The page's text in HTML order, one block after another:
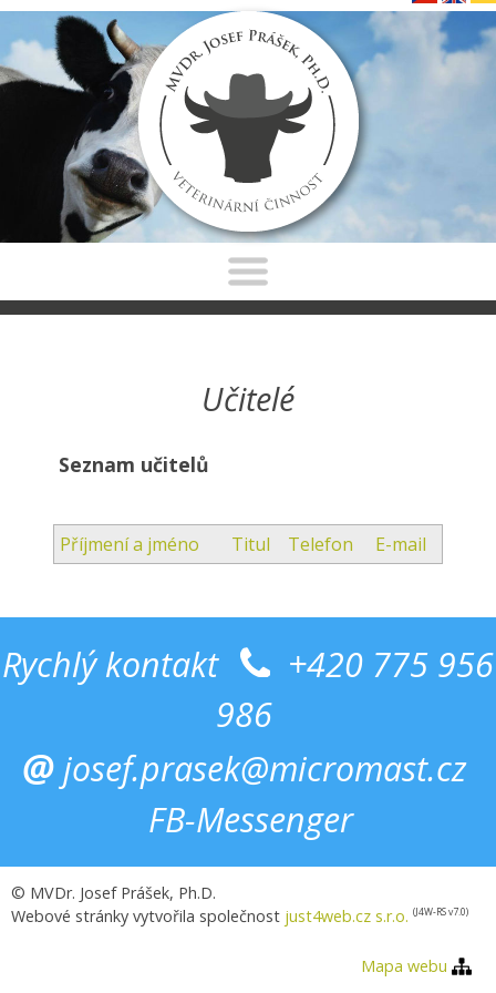
Učitelé
Seznam učitelů
Příjmení a jméno Titul Telefon E-mail
Rychlý kontakt
+420 775 956
986
@ josef.prasek@micromast.cz
FB-Messenger
© MVDr. Josef Prášek, Ph.D.
Webové stránky vytvořila společnost just4web.cz s.r.o. (J4W-RS v7.0)
Mapa webu